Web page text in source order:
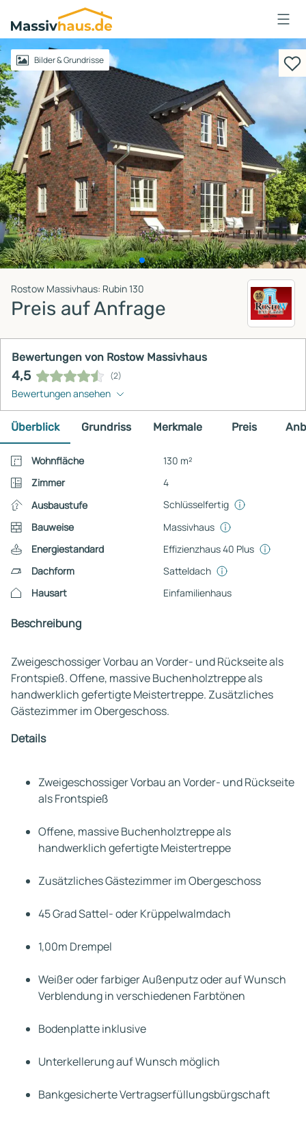
Massivhaus
Logo
AnmeldenBilder & Grundrisse
Rostow Massivhaus: Rubin 130
Preis auf Anfrage
Bewertungen von Rostow Massivhaus
4,5 (2)
Bewertungen ansehen
Überblick Grundriss Merkmale Preis
Wohnfläche
130 m²
Zimmer
4
Ausbaustufe
Schlüsselfertig
Bauweise
Massivhaus
Energiestandard
Effizienzhaus 40 Plus
Dachform
Satteldach
Hausart
Einfamilienhaus
Beschreibung
Zweigeschossiger Vorbau an Vorder- und Rückseite als
Frontspieß. Offene, massive Buchenholztreppe als
handwerklich gefertigte Meistertreppe. Zusätzliches
Gästezimmer im Obergeschoss.
Details
Zweigeschossiger Vorbau an Vorder- und Rückseite
als Frontspieß
Offene, massive Buchenholztreppe als
handwerklich gefertigte Meistertreppe
Zusätzliches Gästezimmer im Obergeschoss
45 Grad Sattel- oder Krüppelwalmdach
1,00m Drempel
Weißer oder farbiger Außenputz oder auf Wunsch
Verblendung in verschiedenen Farbtönen
Bodenplatte inklusive
Unterkellerung auf Wunsch möglich
Bankgesicherte Vertragserfüllungsbürgschaft